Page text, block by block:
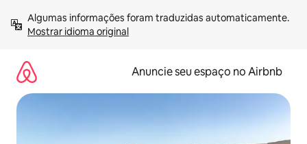
para
Mostrar idioma original
Anuncie seu espaço no Airbnb